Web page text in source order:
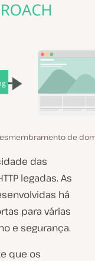
de
das
legadas. As
há
para várias
e segurança.
que os